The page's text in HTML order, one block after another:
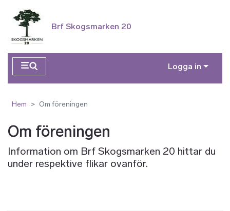
Brf Skogsmarken 20
Logga in
Hem Om föreningen
Om föreningen
Information om Brf Skogsmarken 20 hittar du
under respektive flikar ovanför.